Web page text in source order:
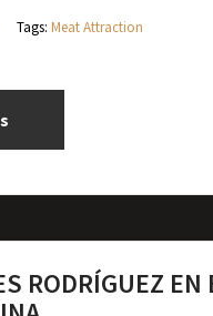
Tags: Meat Attraction
RODRÍGUEZ